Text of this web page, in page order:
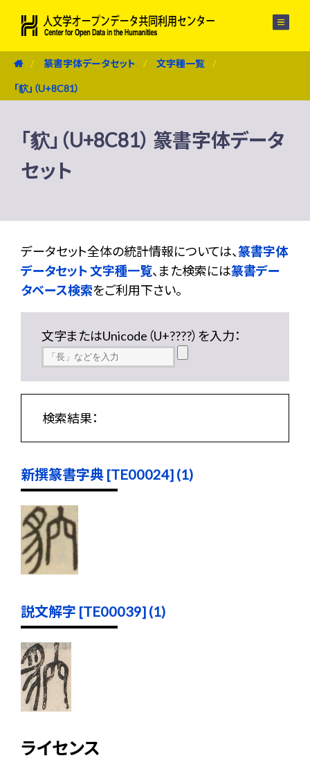
篆書字体データセット 文字種一覧
「貁」（U+8C81）
「貁」（U+8C81） 篆書字体データ
セット
データセット全体の統計情報については、篆書字体
データセット 文字種一覧、また検索には篆書デー
タベース検索をご利用下さい。
文字またはUnicode（U+????）を入力：
検索結果：
新撰篆書字典 [TE00024] (1)
説文解字 [TE00039] (1)
ライセンス